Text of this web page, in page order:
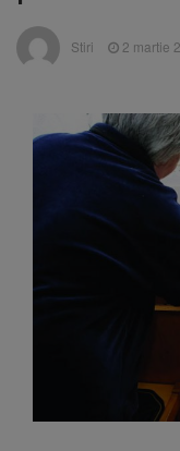
8 august 2026
Iluminat cere
– Poiana Brașov
persoane primesc
8 august 2026
Se
medic specialist.
aceeași oră și
Stiri 2 martie